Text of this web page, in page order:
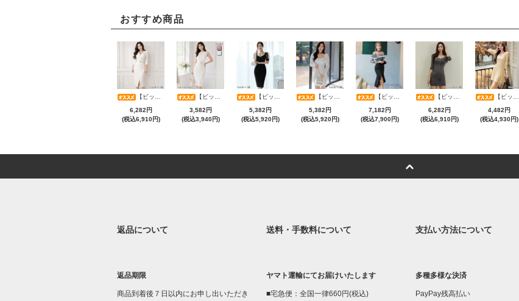
おすすめ商品
【ビッグサマーセール対象品】アシメカシュクール7分袖ワンピース(キャバドレス・CABARETDRESS)
6,282円
(税込6,910円)
【ビッグサマーセール対象品】タイトなボディラインが引き立つニットワンピース(キャバドレス・CABARETDRESS)
3,582円
(税込3,940円)
【ビッグサマーセール対象品】光沢シアースリーブが軽やかなカシュクールVネックドレープミディドレス(キャバドレス・CABARETDRESS)
5,382円
(税込5,920円)
【ビッグサマーセール対象品】ラグジュアリーオーナメントレースパフスリーブワンピース(キャバドレス・CABARETDRESS)
5,382円
(税込5,920円)
【ビッグサマーセール対象品】総レースオフショルブラウス×ハイウエストマーメイドスカートセットアップ(キャバドレス・CABARETDRESS)
7,182円
(税込7,900円)
【ビッグサマーセール対象品】スーツライク素材で魅せる知的な大人ストライプタイトワンピース(キャバドレス・CABARETDRESS)
6,282円
(税込6,910円)
【ビッグサマーセール対象品】Aラインのフレア裾でスタイルアップも叶えるVネックリブニットミニワンピース(キャバドレス・CABARETDRESS)
4,482円
(税込4,930円)
返品について
返品期限
商品到着後７日以内にお申し出いただき
送料・手数料について
ヤマト運輸にてお届けいたします
■宅急便：全国一律660円(税込)
支払い方法について
多種多様な決済
PayPay残高払い